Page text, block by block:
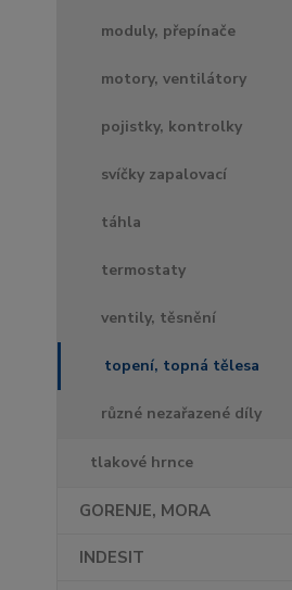
moduly, přepínače
motory, ventilátory
pojistky, kontrolky
svíčky zapalovací
táhla
termostaty
ventily, těsnění
topení, topná tělesa
různé nezařazené díly
tlakové hrnce
GORENJE, MORA
INDESIT